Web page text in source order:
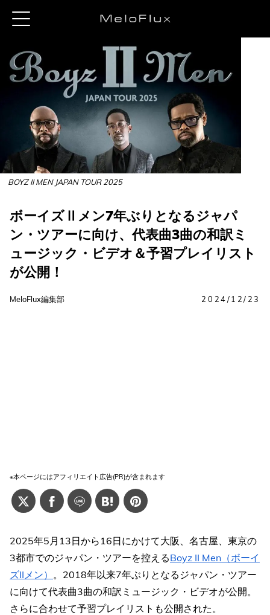
BOYZ II MEN JAPAN TOUR 2025
ボーイズⅡメン7年ぶりとなるジャパ
ン・ツアーに向け、代表曲3曲の和訳ミ
ュージック・ビデオ＆予習プレイリスト
が公開！
MeloFlux編集部 2024/12/23
※本ページにはアフィリエイト広告(PR)が含まれます
2025年5月13日から16日にかけて大阪、名古屋、東京の
3都市でのジャパン・ツアーを控えるBoyz II Men（ボーイ
ズIIメン） 。2018年以来7年ぶりとなるジャパン・ツアー
に向けて代表曲3曲の和訳ミュージック・ビデオが公開。
さらに合わせて予習プレイリストも公開された。